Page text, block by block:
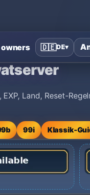
owners 🇩🇪DE▾
Land, Reset-
99i Klassik-